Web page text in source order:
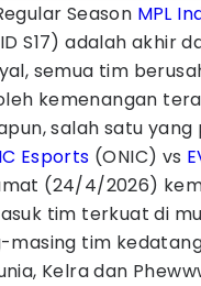
Season MPL
S17) adalah akhir
semua tim
kemenangan
salah satu yang
Esports (ONIC) vs
(24/4/2026)
tim terkuat di
masing tim
Kelra dan